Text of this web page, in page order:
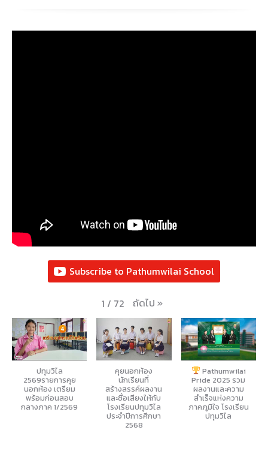
Subscribe to Pathumwilai School
1 / 72 ถัดไป »
ปทุมวิไล
2569รายการคุย
นอกห้อง เตรียม
พร้อมก่อนสอบ
กลางภาค 1/2569
คุยนอกห้อง
นักเรียนที่
สร้างสรรค์ผลงาน
และชื่อเสียงให้กับ
โรงเรียนปทุมวิไล
ประจำปีการศึกษา
2568
Pathumwilai
Pride 2025 รวม
ผลงานและความ
สำเร็จแห่งความ
ภาคภูมิใจ โรงเรียน
ปทุมวิไล